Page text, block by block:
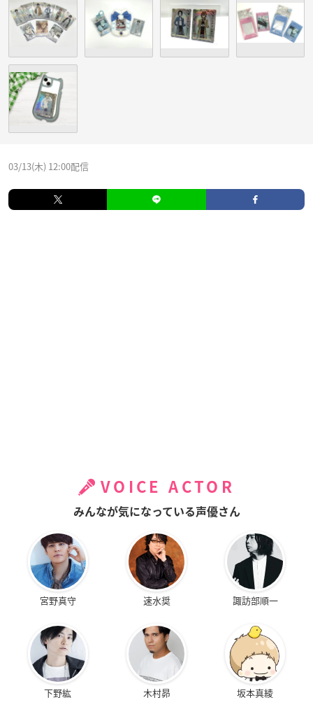
03/13(木) 12:00配信
VOICE ACTOR
みんなが気になっている声優さん
宮野真守 速水奨 諏訪部順一
下野紘 木村昴 坂本真綾